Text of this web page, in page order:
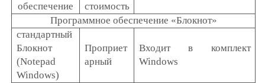
обеспечение
стоимость
Программное обеспечение «Блокнот»
стандартный
Блокнот
(Notepad
Windows)
Проприет
арный
Входит в комплект
Windows